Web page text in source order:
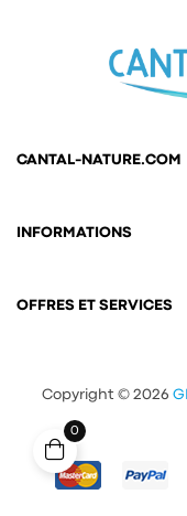
CANTAL-NATURE.COM
INFORMATIONS
OFFRES ET SERVICES
Copyright © 2026
0